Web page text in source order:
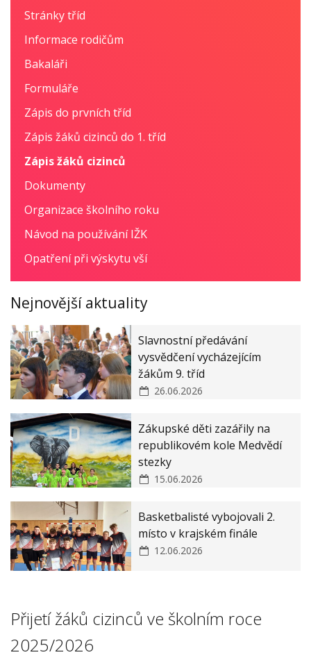
Stránky tříd
Informace rodičům
Bakaláři
Formuláře
Zápis do prvních tříd
Zápis žáků cizinců do 1. tříd
Zápis žáků cizinců
Dokumenty
Organizace školního roku
Návod na používání IŽK
Opatření při výskytu vší
Nejnovější aktuality
Slavnostní předávání
vysvědčení vycházejícím
žákům 9. tříd
26.06.2026
Zákupské děti zazářily na
republikovém kole Medvědí
stezky
15.06.2026
Basketbalisté vybojovali 2.
místo v krajském finále
12.06.2026
Přijetí žáků cizinců ve školním roce
2025/2026